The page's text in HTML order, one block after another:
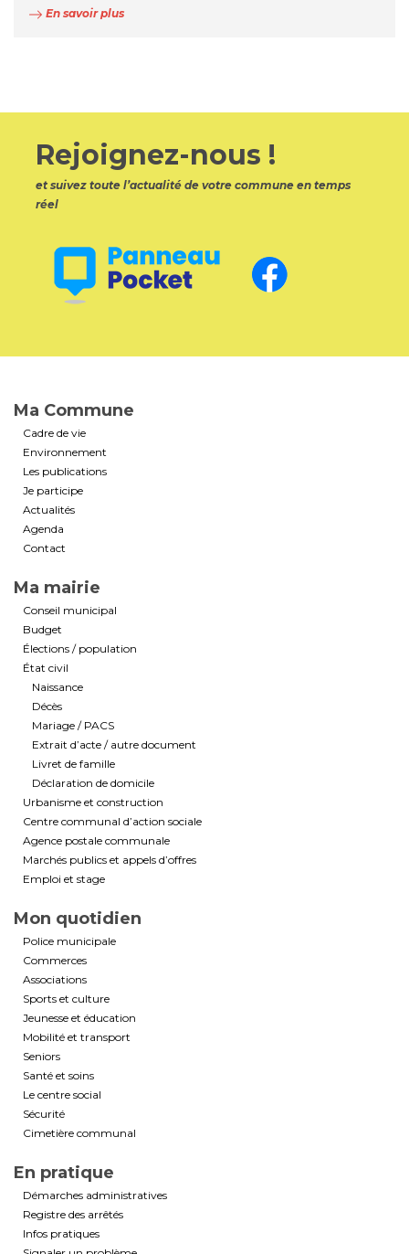
En savoir plus
Rejoignez-nous !
et suivez toute l’actualité de votre commune en temps
réel
Ma Commune
Cadre de vie
Environnement
Les publications
Je participe
Actualités
Agenda
Contact
Ma mairie
Conseil municipal
Budget
Élections / population
État civil
Naissance
Décès
Mariage / PACS
Extrait d’acte / autre document
Livret de famille
Déclaration de domicile
Urbanisme et construction
Centre communal d’action sociale
Agence postale communale
Marchés publics et appels d’offres
Emploi et stage
Mon quotidien
Police municipale
Commerces
Associations
Sports et culture
Jeunesse et éducation
Mobilité et transport
Seniors
Santé et soins
Le centre social
Sécurité
Cimetière communal
En pratique
Démarches administratives
Registre des arrêtés
Infos pratiques